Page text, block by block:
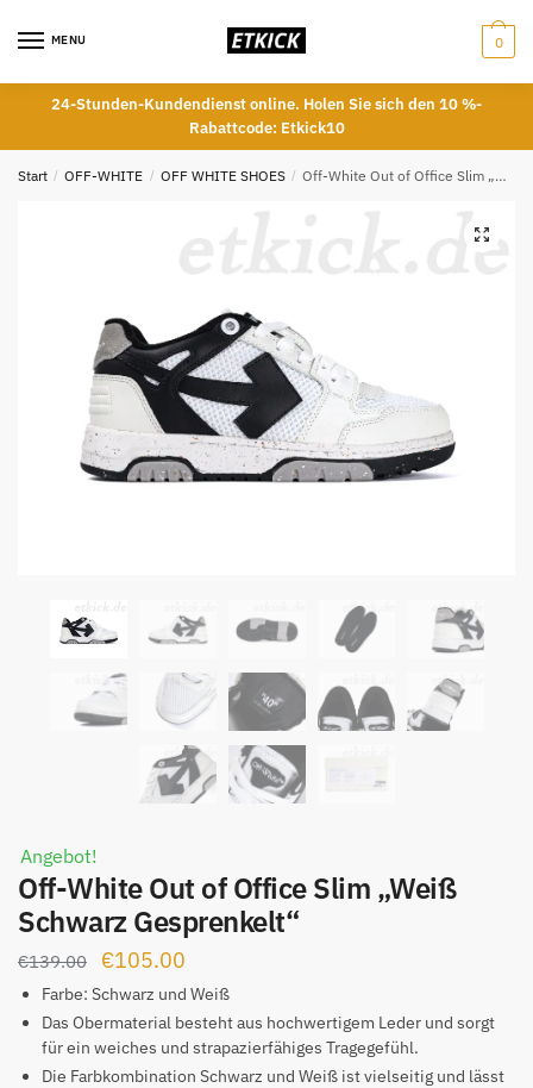
MENU 0
24-Stunden-Kundendienst online. Holen Sie sich den 10 %-
Rabattcode: Etkick10
Start / OFF-WHITE / OFF WHITE SHOES / Off-White Out of Office Slim „Weiß Schwarz Gesprenkelt“
Angebot!
Off-White Out of Office Slim „Weiß
Schwarz Gesprenkelt“
€139.00
Ursprünglicher
Preis
war:
€139.00
€105.00
Preis
ist:
€105.00.
Farbe: Schwarz und Weiß
Das Obermaterial besteht aus hochwertigem Leder und sorgt
für ein weiches und strapazierfähiges Tragegefühl.
Die Farbkombination Schwarz und Weiß ist vielseitig und lässt